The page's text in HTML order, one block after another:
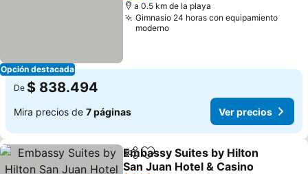
Opción destacada
a 0.5 km de la playa
Gimnasio 24 horas con equipamiento
moderno
De $ 838.494
Mira precios de 7 páginas Ver precios
CompartirAgregar a favoritos
Embassy Suites by Hilton
San Juan Hotel & Casino